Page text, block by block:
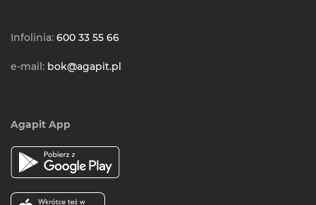
Infolinia: 600 33 55 66
e-mail: bok@agapit.pl
Agapit App